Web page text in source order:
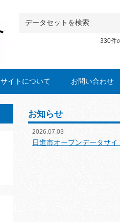
330件
サイトについて お問い合わせ
お知らせ
2026.07.03
日進市オープンデータサ